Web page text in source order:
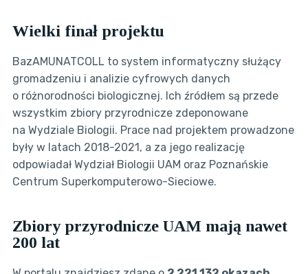
Wielki finał projektu
BazAMUNATCOLL to system informatyczny służący
gromadzeniu i analizie cyfrowych danych
o różnorodności biologicznej. Ich źródłem są przede
wszystkim zbiory przyrodnicze zdeponowane
na Wydziale Biologii. Prace nad projektem prowadzone
były w latach 2018-2021, a za jego realizację
odpowiadał Wydział Biologii UAM oraz Poznańskie
Centrum Superkomputerowo-Sieciowe.
Zbiory przyrodnicze UAM mają nawet
200 lat